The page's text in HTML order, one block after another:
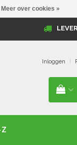
Inloggen
Meer over cookies »